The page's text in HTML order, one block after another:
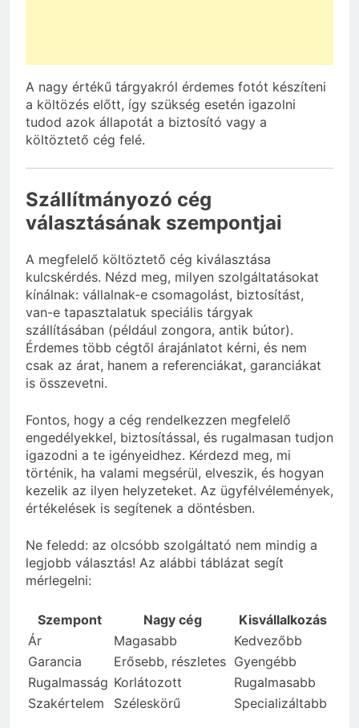
A nagy értékű tárgyakról érdemes fotót készíteni
a költözés előtt, így szükség esetén igazolni
tudod azok állapotát a biztosító vagy a
költöztető cég felé.
Szállítmányozó cég
választásának szempontjai
A megfelelő költöztető cég kiválasztása
kulcskérdés. Nézd meg, milyen szolgáltatásokat
kínálnak: vállalnak-e csomagolást, biztosítást,
van-e tapasztalatuk speciális tárgyak
szállításában (például zongora, antik bútor).
Érdemes több cégtől árajánlatot kérni, és nem
csak az árat, hanem a referenciákat, garanciákat
is összevetni.
Fontos, hogy a cég rendelkezzen megfelelő
engedélyekkel, biztosítással, és rugalmasan tudjon
igazodni a te igényeidhez. Kérdezd meg, mi
történik, ha valami megsérül, elveszik, és hogyan
kezelik az ilyen helyzeteket. Az ügyfélvélemények,
értékelések is segítenek a döntésben.
Ne feledd: az olcsóbb szolgáltató nem mindig a
legjobb választás! Az alábbi táblázat segít
mérlegelni:
Szempont Nagy cég
Kisvállalkozás
Ár
Magasabb
Kedvezőbb
Garancia
Erősebb, részletes Gyengébb
Rugalmasság Korlátozott
Rugalmasabb
Szakértelem
Széleskörű Specializáltabb